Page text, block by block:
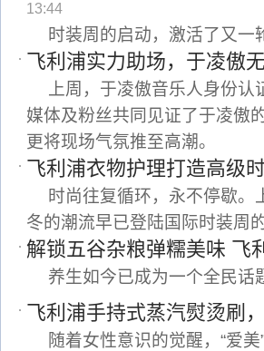
13:44
时装周的启动，激活了又一
飞利浦实力助场，于凌傲
上周，于凌傲音乐人身份
媒体及粉丝共同见证了于凌傲
更将现场气氛推至高潮。
飞利浦衣物护理打造高级
时尚往复循环，永不停歇
冬的潮流早已登陆国际时装周
解锁五谷杂粮弹糯美味 飞
养生如今已成为一个全民话
飞利浦手持式蒸汽熨烫刷
随着女性意识的觉醒，“爱